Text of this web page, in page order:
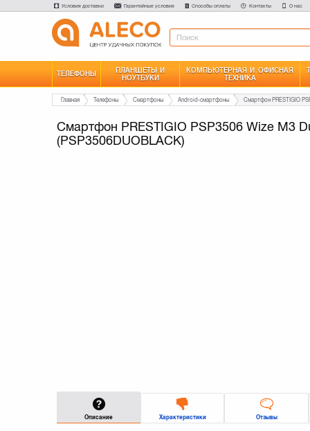
Условия доставки Гарантийные условия Способы оплаты Контакты О нас
ТЕЛЕФОНЫ
ПЛАНШЕТЫ И
НОУТБУКИ
КОМПЬЮТЕРНАЯ И ОФИСНАЯ
ТЕХНИКА
Главная Телефоны Смартфоны Android-смартфоны
Смартфон PRESTIGIO PSP3506 Wize M3
(PSP3506DUOBLACK)
Описание Характеристики Отзывы